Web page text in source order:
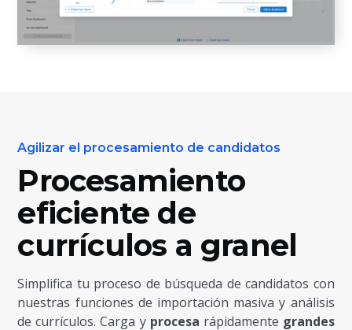
Agilizar el procesamiento de candidatos
Procesamiento
eficiente de
currículos a granel
Simplifica tu proceso de búsqueda de candidatos con
nuestras funciones de importación masiva y análisis
de currículos. Carga y procesa rápidamente grandes